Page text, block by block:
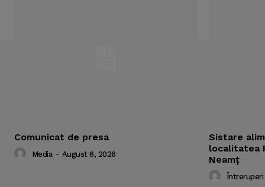
Comunicat de presa
Media - August 6, 2026
Sistare
localitatea
Neamț